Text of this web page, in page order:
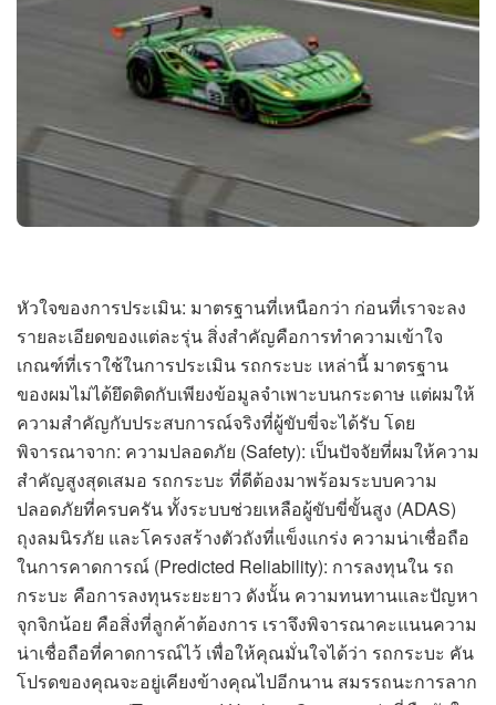
หัวใจของการประเมิน: มาตรฐานที่เหนือกว่า ก่อนที่เราจะลง
รายละเอียดของแต่ละรุ่น สิ่งสำคัญคือการทำความเข้าใจ
เกณฑ์ที่เราใช้ในการประเมิน รถกระบะ เหล่านี้ มาตรฐาน
ของผมไม่ได้ยึดติดกับเพียงข้อมูลจำเพาะบนกระดาษ แต่ผมให้
ความสำคัญกับประสบการณ์จริงที่ผู้ขับขี่จะได้รับ โดย
พิจารณาจาก: ความปลอดภัย (Safety): เป็นปัจจัยที่ผมให้ความ
สำคัญสูงสุดเสมอ รถกระบะ ที่ดีต้องมาพร้อมระบบความ
ปลอดภัยที่ครบครัน ทั้งระบบช่วยเหลือผู้ขับขี่ขั้นสูง (ADAS)
ถุงลมนิรภัย และโครงสร้างตัวถังที่แข็งแกร่ง ความน่าเชื่อถือ
ในการคาดการณ์ (Predicted Reliability): การลงทุนใน รถ
กระบะ คือการลงทุนระยะยาว ดังนั้น ความทนทานและปัญหา
จุกจิกน้อย คือสิ่งที่ลูกค้าต้องการ เราจึงพิจารณาคะแนนความ
น่าเชื่อถือที่คาดการณ์ไว้ เพื่อให้คุณมั่นใจได้ว่า รถกระบะ คัน
โปรดของคุณจะอยู่เคียงข้างคุณไปอีกนาน สมรรถนะการลาก